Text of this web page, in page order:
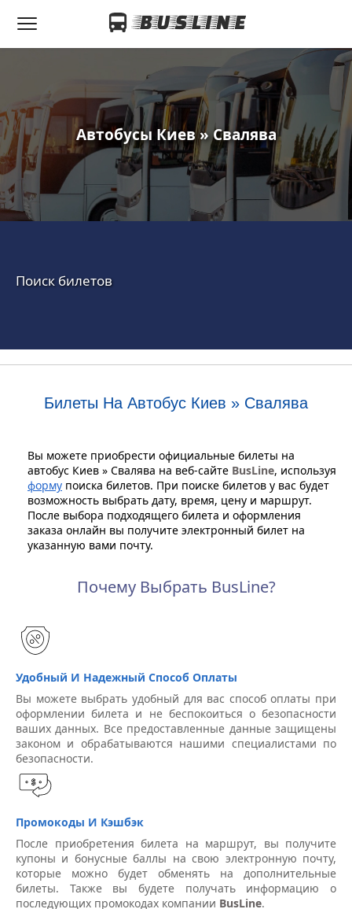
Автобусы Киев » Свалява
Поиск билетов
Билеты На Автобус Киев » Свалява
Вы можете приобрести официальные билеты на
автобус Киев » Свалява на веб-сайте BusLine, используя
форму поиска билетов. При поиске билетов у вас будет
возможность выбрать дату, время, цену и маршрут.
После выбора подходящего билета и оформления
заказа онлайн вы получите электронный билет на
указанную вами почту.
Почему Выбрать BusLine?
Удобный И Надежный Способ Оплаты
Вы можете выбрать удобный для вас способ оплаты при
оформлении билета и не беспокоиться о безопасности
ваших данных. Все предоставленные данные защищены
законом и обрабатываются нашими специалистами по
безопасности.
Промокоды И Кэшбэк
После приобретения билета на маршрут, вы получите
купоны и бонусные баллы на свою электронную почту,
которые можно будет обменять на дополнительные
билеты. Также вы будете получать информацию о
последующих промокодах компании BusLine.